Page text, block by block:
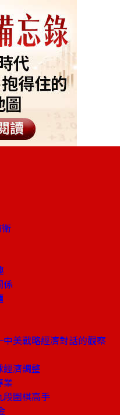
係
美戰略經濟對話的觀察
濟調整
圍棋高手